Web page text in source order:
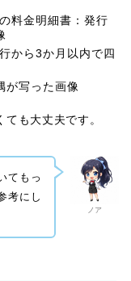
料金明細書：発行
から3か月以内で四
が写った画像
も大丈夫です。
ノア
てもっ
考にし